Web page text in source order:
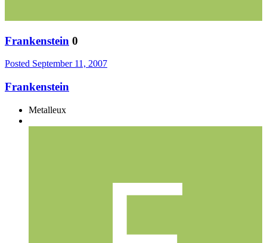
Frankenstein 0
Posted September 11, 2007
Frankenstein
Metalleux